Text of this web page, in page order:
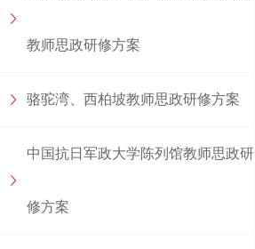
教师思政研修方案
骆驼湾、西柏坡教师思政研修方案
中国抗日军政大学陈列馆教师思政研
修方案